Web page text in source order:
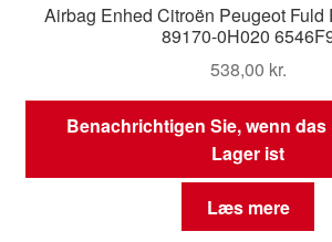
Airbag Enhed Citroën Peugeot Fuld
89170-0H020
538,00 kr.
Benachrichtigen Sie, wenn
Lager ist
Læs mere